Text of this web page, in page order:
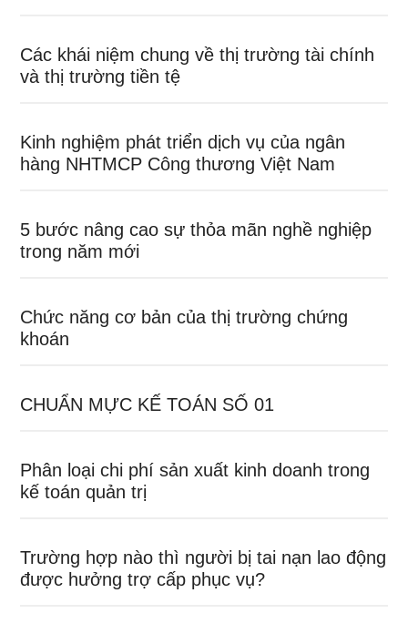
Các khái niệm chung về thị trường tài chính
và thị trường tiền tệ
Kinh nghiệm phát triển dịch vụ của ngân
hàng NHTMCP Công thương Việt Nam
5 bước nâng cao sự thỏa mãn nghề nghiệp
trong năm mới
Chức năng cơ bản của thị trường chứng
khoán
CHUẨN MỰC KẾ TOÁN SỐ 01
Phân loại chi phí sản xuất kinh doanh trong
kế toán quản trị
Trường hợp nào thì người bị tai nạn lao động
được hưởng trợ cấp phục vụ?